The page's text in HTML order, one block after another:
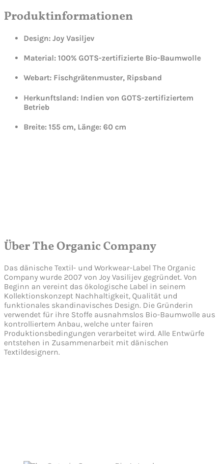
Produktinformationen
Design: Joy Vasiljev
Material: 100% GOTS-zertifizierte Bio-Baumwolle
Webart: Fischgrätenmuster, Ripsband
Herkunftsland: Indien von GOTS-zertifiziertem
Betrieb
Breite: 155 cm, Länge: 60 cm
Über The Organic Company
Das dänische Textil- und Workwear-Label The Organic
Company wurde 2007 von Joy Vasilijev gegründet. Von
Beginn an vereint das ökologische Label in seinem
Kollektionskonzept Nachhaltigkeit, Qualität und
funktionales skandinavisches Design. Die Gründerin
verwendet für ihre Stoffe ausnahmslos Bio-Baumwolle aus
kontrolliertem Anbau, welche unter fairen
Produktionsbedingungen verarbeitet wird. Alle Entwürfe
entstehen in Zusammenarbeit mit dänischen
Textildesignern.